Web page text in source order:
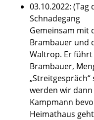
03.10.2022:
Schnadegang
Gemeinsam mit
Brambauer und
Waltrop. Er führt
Brambauer,
werden wir
Kampmann
Heimathaus